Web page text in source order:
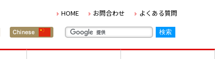
HOME お問合わせ よくある質問